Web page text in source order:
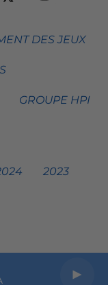
DES JEUX
GROUPE HPI
2023